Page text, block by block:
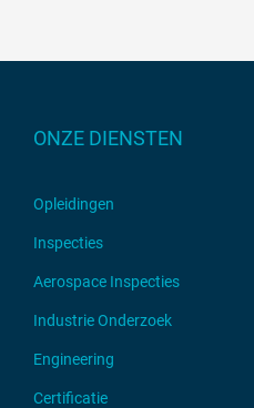
ONZE DIENSTEN
Opleidingen
Inspecties
Aerospace Inspecties
Industrie Onderzoek
Engineering
Certificatie